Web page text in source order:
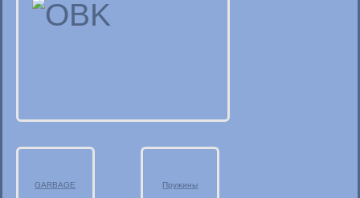
GARBAGE Пружины